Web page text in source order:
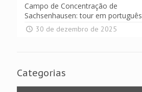
Campo de Concentração de
Sachsenhausen: tour em português
30 de dezembro de 2025
Categorias